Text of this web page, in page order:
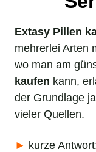
Extasy Pillen
mehrerlei Arten
wo man am
kaufen kann,
der Grundlage
vieler Quellen.
► kurze